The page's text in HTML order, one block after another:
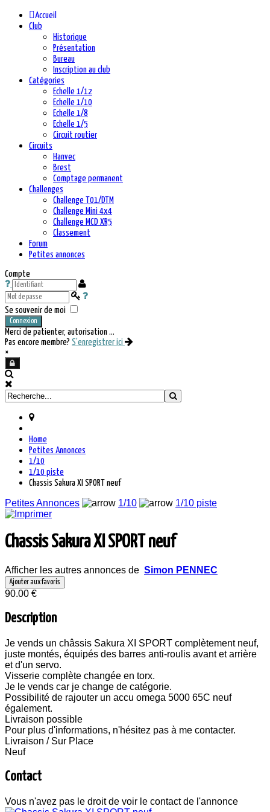
Accueil
Club
Historique
Présentation
Bureau
Inscription au club
Catégories
Echelle 1/12
Echelle 1/10
Echelle 1/8
Echelle 1/5
Circuit routier
Circuits
Hanvec
Brest
Comptage permanent
Challenges
Challenge T01/DTM
Challenge Mini 4x4
Challenge MCD XR5
Classement
Forum
Petites annonces
Compte
Se souvenir de moi
Connexion
Merci de patienter, autorisation ...
Pas encore membre? S'enregistrer ici
×
Home
Petites Annonces
1/10
1/10 piste
Chassis Sakura XI SPORT neuf
Petites Annonces 1/10 1/10 piste
Chassis Sakura XI SPORT neuf
Afficher les autres annonces de Simon PENNEC
Ajouter aux favoris
90.00 €
Description
Je vends un châssis Sakura XI SPORT complètement neuf,
juste montés, équipés des barres anti-roulis avant et arrière
et d'un servo.
Visserie complète changée en torx.
Je le vends car je change de catégorie.
Possibilité de rajouter un accu omega 5000 65C neuf
également.
Livraison possible
Pour plus d'informations, n'hésitez pas à me contacter.
Livraison / Sur Place
Neuf
Contact
Vous n'avez pas le droit de voir le contact de l'annonce